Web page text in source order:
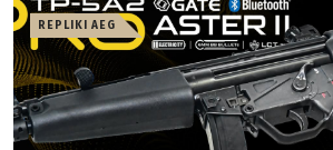
REPLIKI AEG